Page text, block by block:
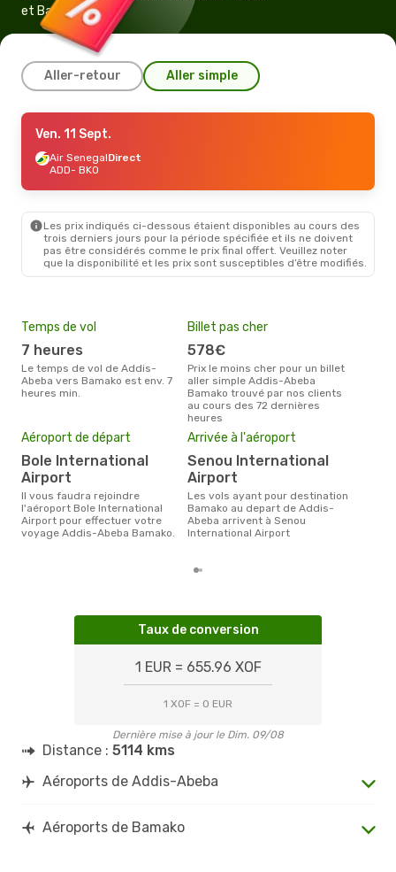
et Bamako
Aller-retour Aller simple
Ven. 21 Août
Ethiopian AirlinesDirect
ADD- BKO
BKO- ADD
Ven. 11 Sept.
Air SenegalDirect
ADD- BKO
Les prix indiqués ci-dessous étaient disponibles au cours des
trois derniers jours pour la période spécifiée et ils ne doivent
pas être considérés comme le prix final offert. Veuillez noter
que la disponibilité et les prix sont susceptibles d’être modifiés.
Temps de vol
7 heures
Le temps de vol de Addis-
Abeba vers Bamako est env. 7
heures min.
Billet pas cher
578€
Prix le moins cher pour un billet
aller simple Addis-Abeba
Bamako trouvé par nos clients
au cours des 72 dernières
heures
Aéroport de départ
Bole International
Airport
Il vous faudra rejoindre
l'aéroport Bole International
Airport pour effectuer votre
voyage Addis-Abeba Bamako.
Arrivée à l'aéroport
Senou International
Airport
Les vols ayant pour destination
Bamako au depart de Addis-
Abeba arrivent à Senou
International Airport
Taux de conversion
1 EUR = 655.96 XOF
1 XOF = 0 EUR
Dernière mise à jour le Dim. 09/08
Distance : 5114 kms
Aéroports de Addis-Abeba
Aéroports de Bamako